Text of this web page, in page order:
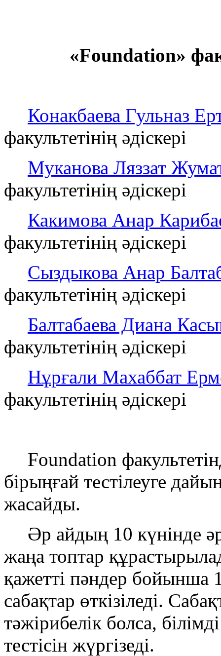
«Foundation»
Конакбаева Гульназ
факультетінің әдіскері
Муканова Ляззат
факультетінің әдіскері
Какимова Анар
факультетінің әдіскері
Сыздыкова Анар
факультетінің әдіскері
Балтабаева Диана
факультетінің әдіскері
Нұрғали Махаббат
факультетінің әдіскері
Foundation
бірыңғай тестілеуге
жасайды.
Әр айдың 10 күнінде
жаңа топтар
қажетті пәндер бойынша
сабақтар өткізіледі.
тәжірибелік болса,
тестісін жүргізеді.